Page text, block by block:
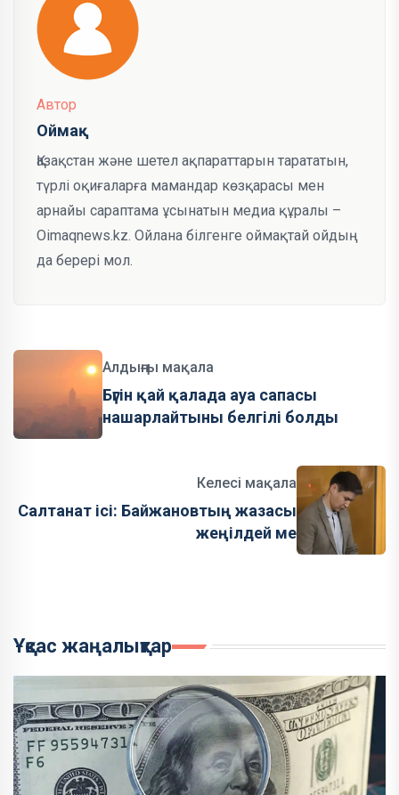
Автор
Оймақ
Қазақстан және шетел ақпараттарын тарататын,
түрлі оқиғаларға мамандар көзқарасы мен
арнайы сараптама ұсынатын медиа құралы –
Oimaqnews.kz. Ойлана білгенге оймақтай ойдың
да берері мол.
Алдыңғы мақала
Бүгін қай қалада ауа сапасы
нашарлайтыны белгілі болды
Келесі мақала
Салтанат ісі: Байжановтың жазасы
жеңілдей ме
Ұқсас жаңалықтар